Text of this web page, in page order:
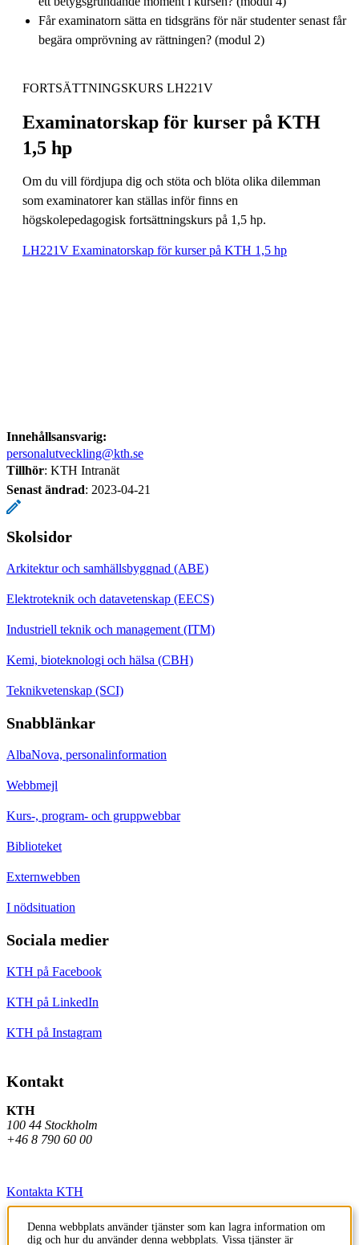
Får examinatorn sätta en tidsgräns för när studenter senast får
begära omprövning av rättningen? (modul 2)
FORTSÄTTNINGSKURS LH221V
Examinatorskap för kurser på KTH
1,5 hp
Om du vill fördjupa dig och stöta och blöta olika dilemman
som examinatorer kan ställas inför finns en
högskolepedagogisk fortsättningskurs på 1,5 hp.
LH221V Examinatorskap för kurser på KTH 1,5 hp
Innehållsansvarig:
personalutveckling@kth.se
Tillhör: KTH Intranät
Senast ändrad: 2023-04-21
Skolsidor
Arkitektur och samhällsbyggnad (ABE)
Elektroteknik och datavetenskap (EECS)
Industriell teknik och management (ITM)
Kemi, bioteknologi och hälsa (CBH)
Teknikvetenskap (SCI)
Snabblänkar
AlbaNova, personalinformation
Webbmejl
Kurs-, program- och gruppwebbar
Biblioteket
Externwebben
I nödsituation
Sociala medier
KTH på Facebook
KTH på LinkedIn
KTH på Instagram
Kontakt
KTH
100 44 Stockholm
+46 8 790 60 00
Kontakta KTH
Jobba på KTH
Denna webbplats använder tjänster som kan lagra information om
dig och hur du använder denna webbplats. Vissa tjänster är